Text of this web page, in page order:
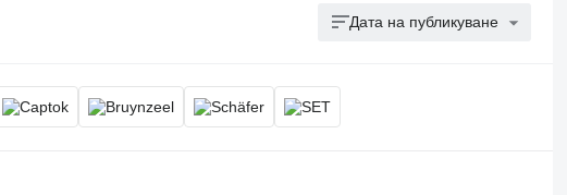
Дата на публикуване